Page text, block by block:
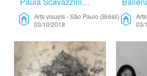
Arts visuels-São Paulo (Brésil)
03/10/2018
03/